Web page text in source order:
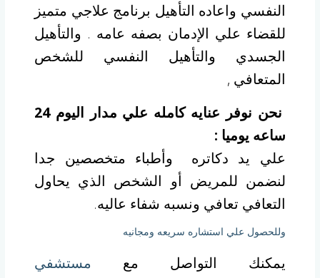
النفسي واعاده التأهيل برنامج علاجي متميز
للقضاء علي الإدمان بصفه عامه . والتأهيل
الجسدي والتأهيل النفسي للشخص
المتعافي ,
نحن نوفر عنايه كامله علي مدار اليوم 24
ساعه يوميا :
علي يد دكاتره وأطباء متخصصين جدا
لنضمن للمريض أو الشخص الذي يحاول
التعافي تعافي ونسبه شفاء عاليه.
وللحصول علي استشاره سريعه ومجانيه
يمكنك التواصل مع مستشفي